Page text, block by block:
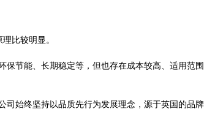
比较明显。
节能、长期稳定等，但也存在成本较高、适用范围
始终坚持以品质先行为发展理念，源于英国的品牌